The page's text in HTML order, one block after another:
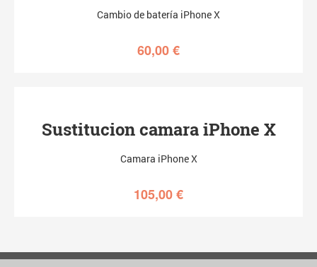
Cambio de batería iPhone X
60,00€
Sustitucion camara iPhone X
Camara iPhone X
105,00€